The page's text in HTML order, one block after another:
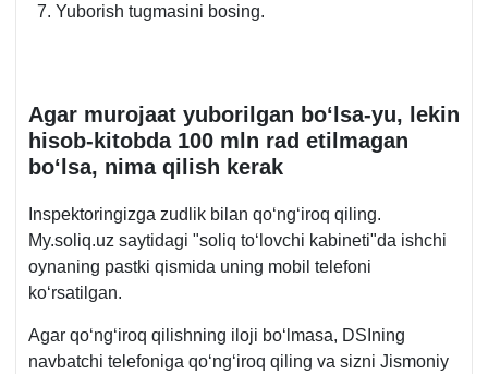
Yuborish tugmasini bosing.
Agar murojaat yuborilgan boʻlsa-yu, lekin
hisob-kitobda 100 mln rad etilmagan
boʻlsa, nima qilish kerak
Inspektoringizga zudlik bilan qoʻngʻiroq qiling.
My.soliq.uz saytidagi "soliq toʻlovchi kabineti"da ishchi
oynaning pastki qismida uning mobil telefoni
koʻrsatilgan.
Agar qoʻngʻiroq qilishning iloji boʻlmasa, DSIning
navbatchi telefoniga qoʻngʻiroq qiling va sizni Jismoniy